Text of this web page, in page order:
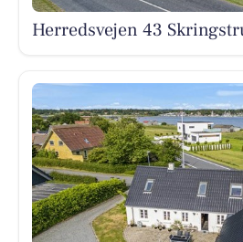
Herredsvejen 43